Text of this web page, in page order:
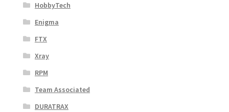
HobbyTech
Enigma
FTX
Xray
RPM
Team Associated
DURATRAX